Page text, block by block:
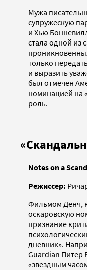
Мужа
супружескую
и Хью
стала одной из
только
и выразить
был отмечен
номинацией на
роль.
Notes on a
Режиссер:
Фильмом Денч,
оскаровскую
признание
дневник».
Guardian Питер
«звездным